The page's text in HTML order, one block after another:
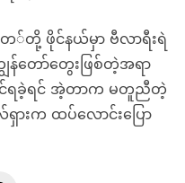
ေ်တို့ ဖိုင်နယ်မှာ ဗီလာရီးရဲ
န်တော်တွေးဖြစ်တဲ့အရာ
ရခဲ့ရင် အဲ့တာက မတူညီတဲ့
ားက ထပ်လောင်းပြော